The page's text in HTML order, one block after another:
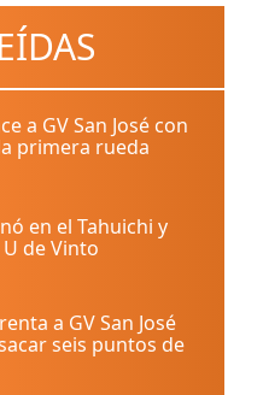
a GV San José con
primera rueda
en el Tahuichi y
de Vinto
a GV San José
seis puntos de